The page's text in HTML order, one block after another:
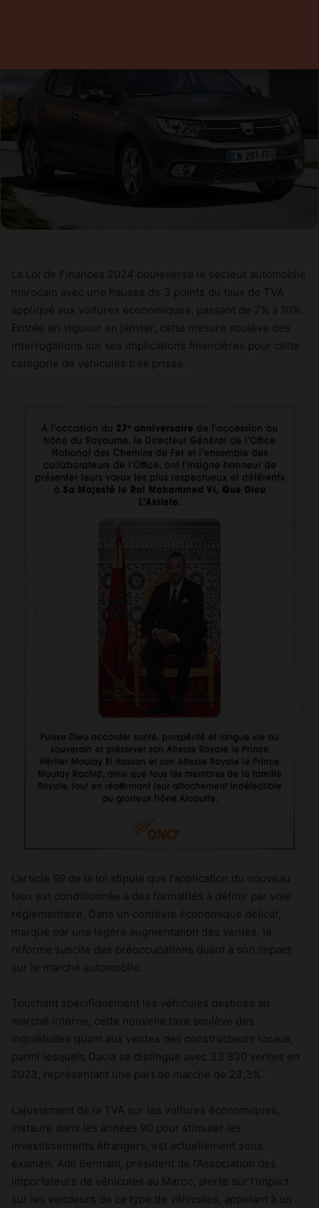
La Loi de Finances 2024 bouleverse le secteur automobile
marocain avec une hausse de 3 points du taux de TVA
appliqué aux voitures économiques, passant de 7% à 10%.
Entrée en vigueur en janvier, cette mesure soulève des
interrogations sur ses implications financières pour cette
catégorie de véhicules très prisée.
L’article 99 de la loi stipule que l’application du nouveau
taux est conditionnée à des formalités à définir par voie
réglementaire. Dans un contexte économique délicat,
marqué par une légère augmentation des ventes, la
réforme suscite des préoccupations quant à son impact
sur le marché automobile.
Touchant spécifiquement les véhicules destinés au
marché interne, cette nouvelle taxe soulève des
inquiétudes quant aux ventes des constructeurs locaux,
parmi lesquels Dacia se distingue avec 33 830 ventes en
2023, représentant une part de marché de 23,3%.
L’ajustement de la TVA sur les voitures économiques,
instauré dans les années 90 pour stimuler les
investissements étrangers, est actuellement sous
examen. Adil Bennani, président de l’Association des
importateurs de véhicules au Maroc, alerte sur l’impact
sur les vendeurs de ce type de véhicules, appelant à un